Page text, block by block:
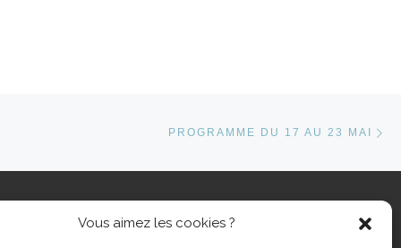
Vous aimez les cookies ?
PROGRAMME DU 17 AU 23 MAI